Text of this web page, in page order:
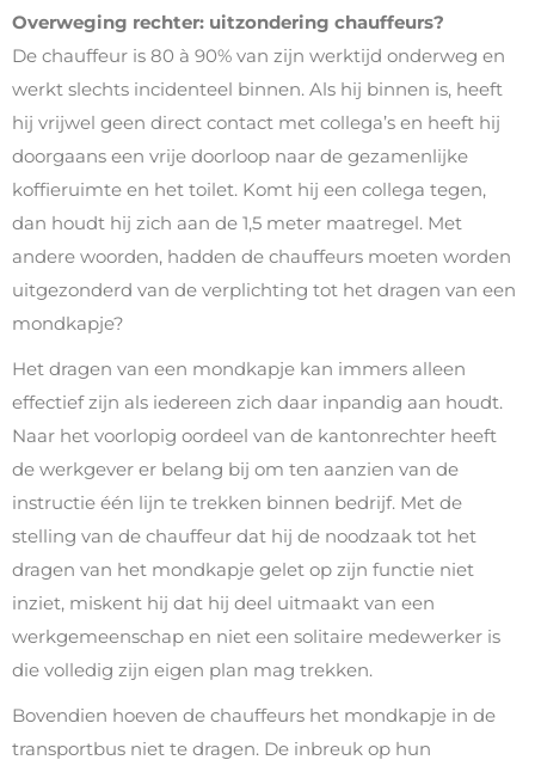
Overweging rechter: uitzondering chauffeurs?
De chauffeur is 80 à 90% van zijn werktijd onderweg en
werkt slechts incidenteel binnen. Als hij binnen is, heeft
hij vrijwel geen direct contact met collega’s en heeft hij
doorgaans een vrije doorloop naar de gezamenlijke
koffieruimte en het toilet. Komt hij een collega tegen,
dan houdt hij zich aan de 1,5 meter maatregel. Met
andere woorden, hadden de chauffeurs moeten worden
uitgezonderd van de verplichting tot het dragen van een
mondkapje?
Het dragen van een mondkapje kan immers alleen
effectief zijn als iedereen zich daar inpandig aan houdt.
Naar het voorlopig oordeel van de kantonrechter heeft
de werkgever er belang bij om ten aanzien van de
instructie één lijn te trekken binnen bedrijf. Met de
stelling van de chauffeur dat hij de noodzaak tot het
dragen van het mondkapje gelet op zijn functie niet
inziet, miskent hij dat hij deel uitmaakt van een
werkgemeenschap en niet een solitaire medewerker is
die volledig zijn eigen plan mag trekken.
Bovendien hoeven de chauffeurs het mondkapje in de
transportbus niet te dragen. De inbreuk op hun